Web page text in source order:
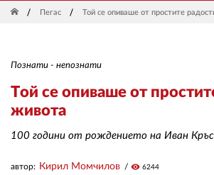
Пегас Той се опиваше от простите
Познати - непознати
Той се опиваше от
живота
100 години от рождението на Иван
автор: Кирил Момчилов visibility 6244